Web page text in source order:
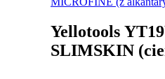
Yellotools
SLIMSKIN